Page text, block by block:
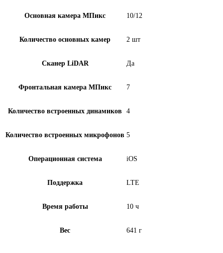
Основная камера МПикс 10/12
Количество основных камер 2 шт
Сканер LiDAR Да
Фронтальная камера МПикс 7
Количество встроенных динамиков 4
Количество встроенных микрофонов 5
Операционная система iOS
Поддержка LTE
Время работы 10 ч
Вес 641 г